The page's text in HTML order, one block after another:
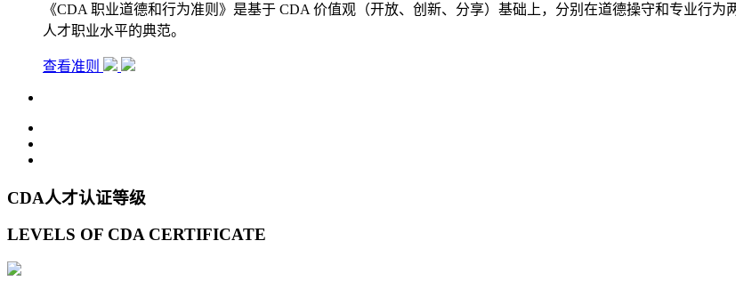
《CDA 职业道德和行为准则》是基于 CDA 价值观（开放、创新、分享）基础上，分别在道德操守和专业行
人才职业水平的典范。
查看准则
CDA人才认证等级
LEVELS OF CDA CERTIFICATE